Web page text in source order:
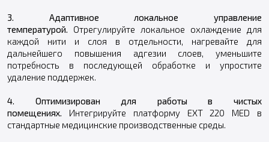
3. Адаптивное локальное управление
температурой. Отрегулируйте локальное охлаждение для
каждой нити и слоя в отдельности, нагревайте для
дальнейшего повышения адгезии слоев, уменьшите
потребность в последующей обработке и упростите
удаление поддержек.
4. Оптимизирован для работы в чистых
помещениях. Интегрируйте платформу EXT 220 MED в
стандартные медицинские производственные среды.